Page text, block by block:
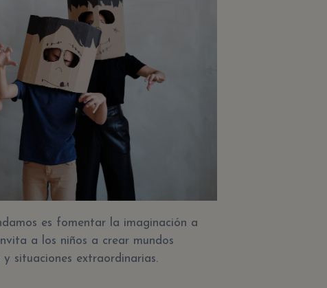
es fomentar la imaginación a
a los niños a crear mundos
situaciones extraordinarias.